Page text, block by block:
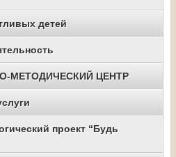
детей
МЕТОДИЧЕСКИЙ ЦЕНТР
проект “Будь